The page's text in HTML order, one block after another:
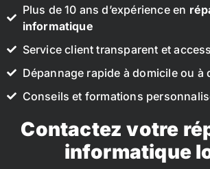
Plus de 10 ans d’expérience en
informatique
Service client transparent et
Dépannage rapide à domicile ou à
Conseils et formations
Contactez votre
informatique